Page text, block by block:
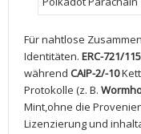
Für nahtlose⁣
Identitäten. ERC-721/
⁣während CAIP-2/-10
Protokolle (z. B.
Mint,ohne die
⁢Lizenzierung und